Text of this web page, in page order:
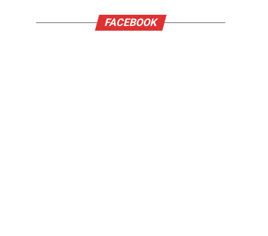
FACEBOOK